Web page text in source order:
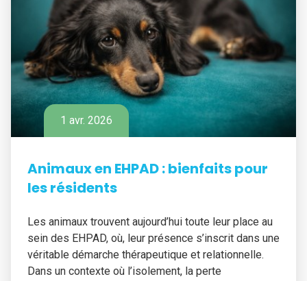
1 avr. 2026
Animaux en EHPAD : bienfaits pour
les résidents
Les animaux trouvent aujourd’hui toute leur place au
sein des EHPAD, où, leur présence s’inscrit dans une
véritable démarche thérapeutique et relationnelle.
Dans un contexte où l’isolement, la perte